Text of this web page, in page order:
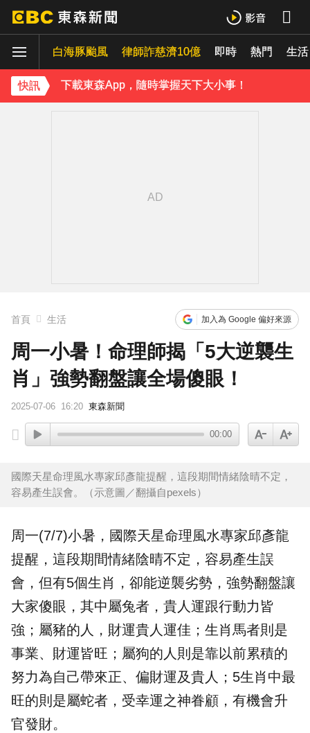
白海豚颱風 律師詐慈濟10億 即時 熱門 生活
快訊
下載東森App，隨時掌握天下大小事！
首頁 生活 加入為 Google 偏好來源
周一小暑！命理師揭「5大逆襲生
肖」強勢翻盤讓全場傻眼！
2025-07-06 16:20 東森新聞
00:00
國際天星命理風水專家邱彥龍提醒，這段期間情緒陰晴不定，
容易產生誤會。（示意圖／翻攝自pexels）
周一(7/7)小暑 ，國際天星命理風水專家邱彥龍
提醒，這段期間情緒陰晴不定，容易產生誤
會，但有5個生肖 ，卻能逆襲劣勢，強勢翻盤讓
大家傻眼，其中屬兔者，貴人運跟行動力皆
強；屬豬的人， 財運貴人運佳；生肖馬者則是
事業、財運皆旺；屬狗的人則是靠以前累積的
努力為自己帶來正、偏財運及貴人；5生肖中最
旺的則是屬蛇者，受幸運之神眷顧，有機會升
官發財。